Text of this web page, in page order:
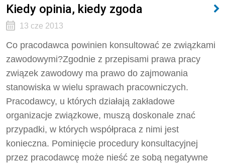
Kiedy opinia, kiedy zgoda
13 cze 2013
Co pracodawca powinien konsultować ze związkami
zawodowymi?Zgodnie z przepisami prawa pracy
związek zawodowy ma prawo do zajmowania
stanowiska w wielu sprawach pracowniczych.
Pracodawcy, u których działają zakładowe
organizacje związkowe, muszą doskonale znać
przypadki, w których współpraca z nimi jest
konieczna. Pominięcie procedury konsultacyjnej
przez pracodawcę może nieść ze sobą negatywne